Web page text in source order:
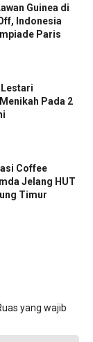
Guinea di
Indonesia
Paris
Lestari
Pada 2
Coffee
Jelang HUT
Timur
yang wajib